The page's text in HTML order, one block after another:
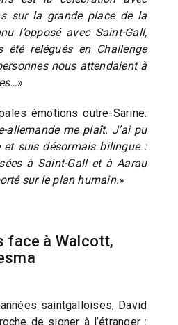
sur la grande place de la
l’opposé avec Saint-Gall,
été relégués en Challenge
nous attendaient à
»
émotions outre-Sarine.
allemande me plaît. J’ai pu
et suis désormais bilingue :
à Saint-Gall et à Aarau
sur le plan humain.»
face à Walcott,
saintgalloises, David
de signer à l’étranger :